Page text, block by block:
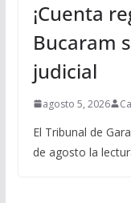
¡Cuenta
Bucaram
judicial
agosto 5, 2026
El Tribunal de
de agosto la